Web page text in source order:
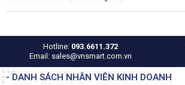
Hotline: 093.6611.372
Email: sales@vnsmart.com.vn
- DANH SÁCH NHÂN VIÊN KINH DOANH